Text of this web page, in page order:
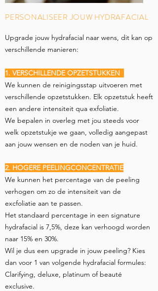
PERSONALISEER JOUW HYDRAFACIAL
Upgrade jouw hydrafacial naar wens, dit kan op
verschillende manieren:
1. VERSCHILLENDE OPZETSTUKKEN
We kunnen de reinigingsstap uitvoeren met
verschillende opzetstukken. Elk opzetstuk heeft
een andere intensiteit qua exfoliatie.
We bepalen in overleg met jou steeds voor
welk opzetstukje we gaan, volledig aangepast
aan jouw wensen en de noden van je huid.
2. HOGERE PEELINGCONCENTRATIE
We kunnen het percentage van de peeling
verhogen om zo de intensiteit van de
excfoliatie aan te passen.
Het standaard percentage in een signature
hydrafacial is 7,5%, deze kan verhoogd worden
naar 15% en 30%.
Wil je dus een upgrade in jouw peeling? Kies
dan voor 1 van volgende hydrafacial formules:
Clarifying, deluxe, platinum of beauté
exclusive.